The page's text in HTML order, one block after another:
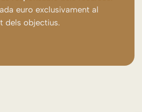
euro exclusivament al
dels objectius.